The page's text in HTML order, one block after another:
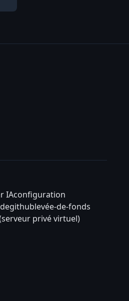
IAconfiguration
githublevée-de-fonds
privé virtuel)